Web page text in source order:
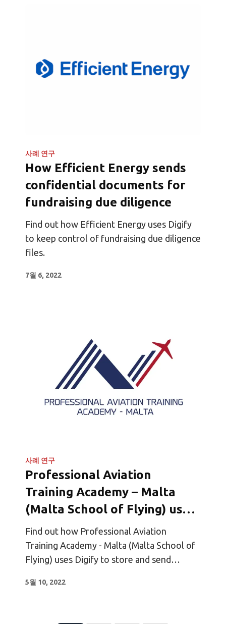
사례 연구
How Efficient Energy sends
confidential documents for
fundraising due diligence
Find out how Efficient Energy uses Digify
to keep control of fundraising due diligence
files.
7월 6, 2022
사례 연구
Professional Aviation
Training Academy – Malta
(Malta School of Flying) uses
Digify to send training
materials securely
Find out how Professional Aviation
Training Academy - Malta (Malta School of
Flying) uses Digify to store and send
5월 10, 2022